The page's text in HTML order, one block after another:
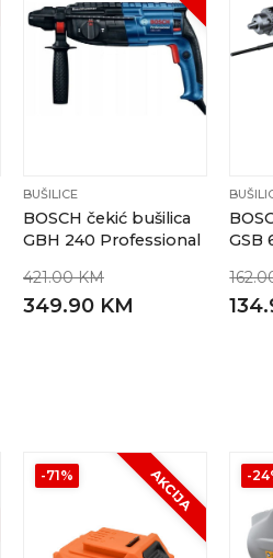
BUŠILICE
BOSCH čekić bušilica
GBH 240 Professional
421.00 KM
349.90 KM
GSB
-71% AKCIJA -